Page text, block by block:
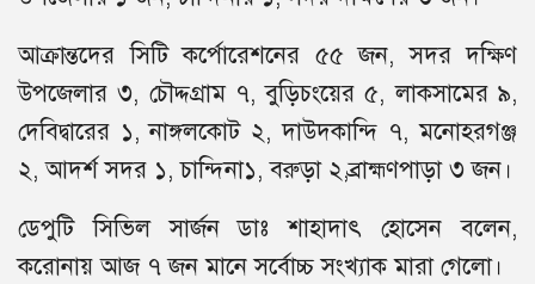
আক্রান্তদের সিটি কর্পোরেশনের ৫৫ জন, সদর দক্ষিণ
উপজেলার ৩, চৌদ্দগ্রাম ৭, বুড়িচংয়ের ৫, লাকসামের ৯,
দেবিদ্বারের ১, নাঙ্গলকোট ২, দাউদকান্দি ৭, মনোহরগঞ্জ
২, আদর্শ সদর ১, চান্দিনা১, বরুড়া ২,ব্রাহ্মণপাড়া ৩ জন।
ডেপুটি সিভিল সার্জন ডাঃ শাহাদাৎ হোসেন বলেন,
করোনায় আজ ৭ জন মানে সর্বোচ্চ সংখ্যাক মারা গেলো।